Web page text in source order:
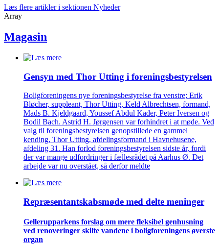
Læs flere artikler i sektionen Nyheder
Array
Magasin
Gensyn med Thor Utting i forenings­bestyrelsen
Boligforeningens nye foreningsbestyrelse fra venstre; Erik
Bløcher, suppleant, Thor Utting, Keld Albrechtsen, formand,
Mads B. Kjeldgaard, Youssef Abdul Kader, Peter Iversen og
Bodil Bach. Astrid H. Jørgensen var forhindret i at møde. Ved
valg til foreningsbestyrelsen genopstillede en gammel
kending, Thor Utting, afdelingsformand i Havnehusene,
afdeling 31. Han forlod foreningsbestyrelsen sidste år, fordi
der var mange udfordringer i fællesrådet på Aarhus Ø. Det
arbejde var nu overstået, så derfor meldte
Repræsentant­skabs­møde med delte meninger
Gellerup­parkens forslag om mere fleksibel genhusning
ved renove­ringer skilte vandene i bolig­foreningens øverste
organ